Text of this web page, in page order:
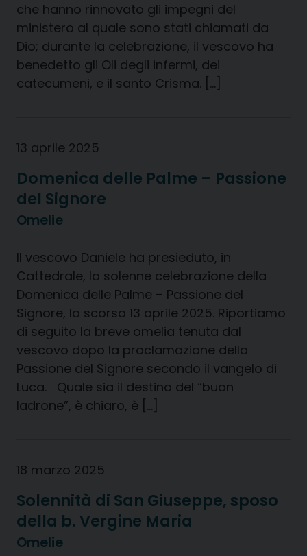
che hanno rinnovato gli impegni del
ministero al quale sono stati chiamati da
Dio; durante la celebrazione, il vescovo ha
benedetto gli Oli degli infermi, dei
catecumeni, e il santo Crisma. […]
13 aprile 2025
Domenica delle Palme – Passione
del Signore
Omelie
Il vescovo Daniele ha presieduto, in
Cattedrale, la solenne celebrazione della
Domenica delle Palme – Passione del
Signore, lo scorso 13 aprile 2025. Riportiamo
di seguito la breve omelia tenuta dal
vescovo dopo la proclamazione della
Passione del Signore secondo il vangelo di
Luca. Quale sia il destino del “buon
ladrone”, è chiaro, è […]
18 marzo 2025
Solennità di San Giuseppe, sposo
della b. Vergine Maria
Omelie